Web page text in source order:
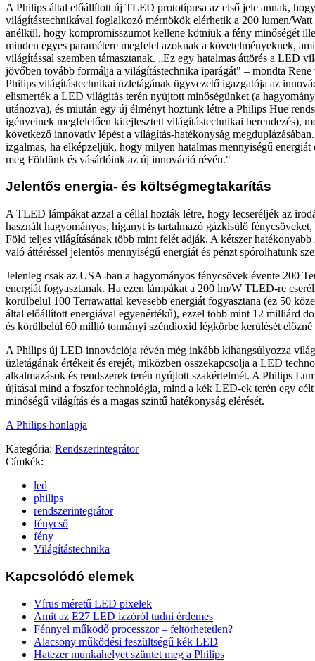
A Philips által előállított új TLED prototípusa az első jele annak,
világítástechnikával foglalkozó mérnökök elérhetik a 200 lumen/Watt
anélkül, hogy kompromisszumot kellene kötniük a fény minőségét
minden egyes paramétere megfelel azoknak a követelményeknek,
világítással szemben támasztanak. „Ez egy hatalmas áttörés a LED
jövőben tovább formálja a világítástechnika iparágát" – mondta Rene
Philips világítástechnikai üzletágának ügyvezető igazgatója az
elismerték a LED világítás terén nyújtott minőségünket (a
utánozva), és miután egy új élményt hoztunk létre a Philips Hue
igényeinek megfelelően kifejlesztett világítástechnikai berendezés),
következő innovatív lépést a világítás-hatékonyság
izgalmas, ha elképzeljük, hogy milyen hatalmas mennyiségű energiát
meg Földünk és vásárlóink az új innováció révén."
Jelentős energia- és költségmegtakarítás
A TLED lámpákat azzal a céllal hozták létre, hogy lecseréljék az
használt hagyományos, higanyt is tartalmazó gázkisülő
Föld teljes világításának több mint felét adják. A kétszer
való áttéréssel jelentős mennyiségű energiát és pénzt spórolhatunk
Jelenleg csak az USA-ban a hagyományos fénycsövek évente 200
energiát fogyasztanak. Ha ezen lámpákat a 200 lm/W TLED-re
körülbelül 100 Terrawattal kevesebb energiát fogyasztana (ez 50
által előállított energiával egyenértékű), ezzel több mint 12 milliárd
és körülbelül 60 millió tonnányi széndioxid légkörbe kerülését előzné
A Philips új LED innovációja révén még inkább kihangsúlyozza
üzletágának értékeit és erejét, miközben összekapcsolja a LED
alkalmazások és rendszerek terén nyújtott szakértelmét. A Philips
újításai mind a foszfor technológia, mind a kék LED-ek terén egy célt
minőségű világítás és a magas szintű hatékonyság elérését.
A Philips honlapja
Kategória: Rendszerintegrátor
Címkék:
led
philips
rendszerintegrátor
fénycső
fény
Világítástechnika
Kapcsolódó elemek
Vírus méretű LED pixelek
Amit az E27 LED izzóról tudni érdemes
Fénnyel működő processzor – feltörhetetlen?
Alacsony működési feszültségű kék LED
Hatezer munkahelyet szüntet meg a Philips